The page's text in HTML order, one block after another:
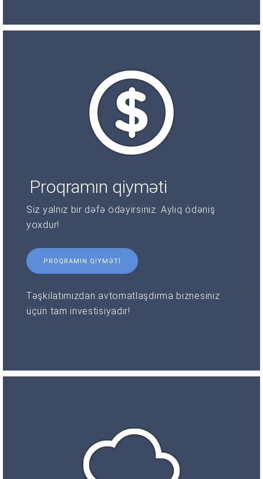
Proqramın qiyməti
Siz yalnız bir dəfə ödəyirsiniz. Aylıq ödəniş
yoxdur!
PROQRAMIN QIYMƏTI
Təşkilatımızdan avtomatlaşdırma biznesiniz
üçün tam investisiyadır!